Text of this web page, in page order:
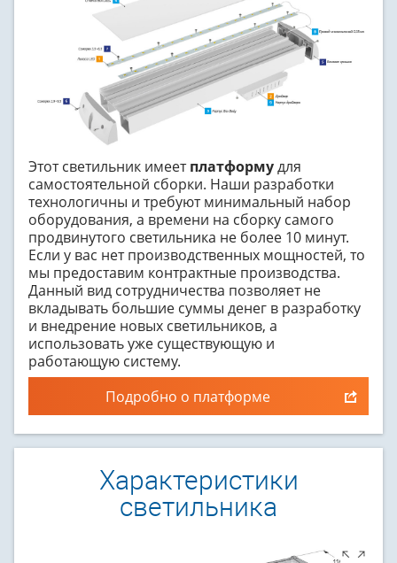
Этот светильник имеетплатформудля
самостоятельной сборки. Наши разработки
технологичны и требуют минимальный набор
оборудования, а времени на сборку самого
продвинутого светильника не более 10 минут.
Если у вас нет производственных мощностей, то
мы предоставим контрактные производства.
Данный вид сотрудничества позволяет не
вкладывать большие суммы денег в разработку
и внедрение новых светильников, а
использовать уже существующую и
работающую систему.
Подробно о платформе
Характеристики
светильника